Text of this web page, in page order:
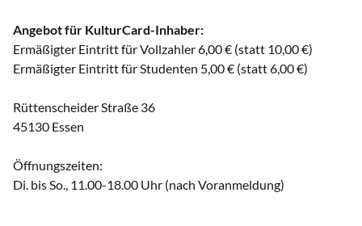
Angebot für KulturCard-Inhaber:
Ermäßigter Eintritt für Vollzahler 6,00 € (statt 10,00 €)
Ermäßigter Eintritt für Studenten 5,00 € (statt 6,00 €)
Rüttenscheider Straße 36
45130 Essen
Öffnungszeiten:
Di. bis So., 11.00-18.00 Uhr (nach Voranmeldung)